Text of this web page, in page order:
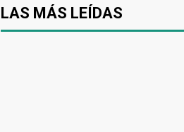
LAS MÁS LEÍDAS